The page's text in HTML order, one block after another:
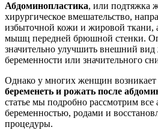
Абдоминопластика, или подтяжка
хирургическое вмешательство,
избыточной кожи и жировой ткани,
мышц передней брюшной стенки.
значительно улучшить внешний вид
беременности или значительного
Однако у многих женщин возникает
беременеть и рожать после
статье мы подробно рассмотрим все
беременностью, родами и
процедуры.